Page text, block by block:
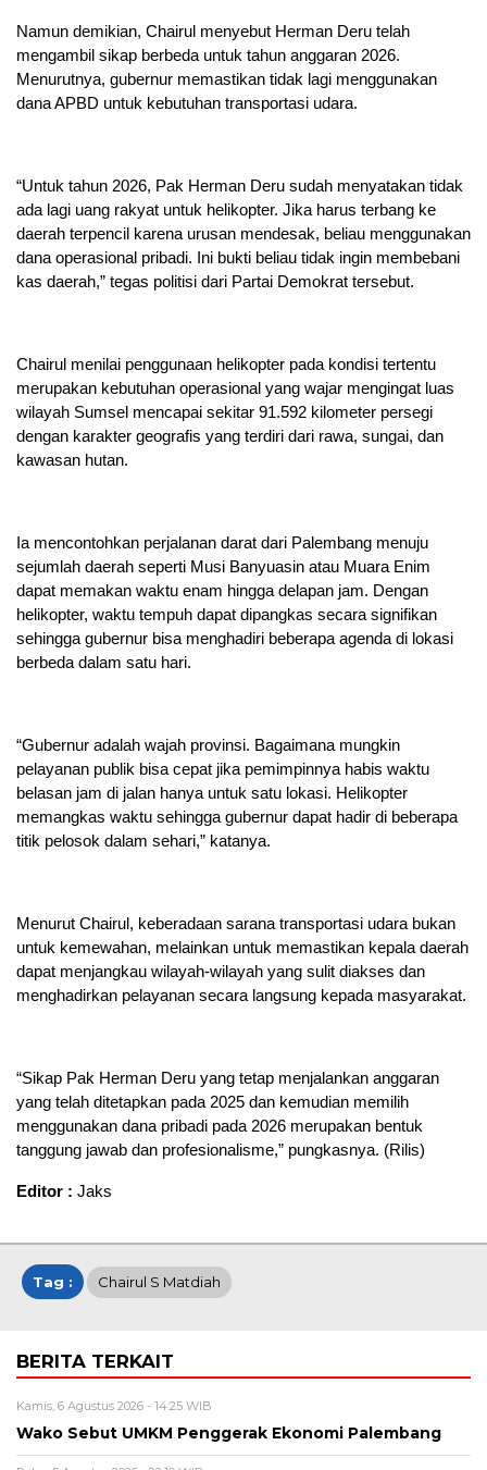
Namun demikian, Chairul menyebut Herman Deru telah
mengambil sikap berbeda untuk tahun anggaran 2026.
Menurutnya, gubernur memastikan tidak lagi menggunakan
dana APBD untuk kebutuhan transportasi udara.
“Untuk tahun 2026, Pak Herman Deru sudah menyatakan tidak
ada lagi uang rakyat untuk helikopter. Jika harus terbang ke
daerah terpencil karena urusan mendesak, beliau menggunakan
dana operasional pribadi. Ini bukti beliau tidak ingin membebani
kas daerah,” tegas politisi dari Partai Demokrat tersebut.
Chairul menilai penggunaan helikopter pada kondisi tertentu
merupakan kebutuhan operasional yang wajar mengingat luas
wilayah Sumsel mencapai sekitar 91.592 kilometer persegi
dengan karakter geografis yang terdiri dari rawa, sungai, dan
kawasan hutan.
Ia mencontohkan perjalanan darat dari Palembang menuju
sejumlah daerah seperti Musi Banyuasin atau Muara Enim
dapat memakan waktu enam hingga delapan jam. Dengan
helikopter, waktu tempuh dapat dipangkas secara signifikan
sehingga gubernur bisa menghadiri beberapa agenda di lokasi
berbeda dalam satu hari.
“Gubernur adalah wajah provinsi. Bagaimana mungkin
pelayanan publik bisa cepat jika pemimpinnya habis waktu
belasan jam di jalan hanya untuk satu lokasi. Helikopter
memangkas waktu sehingga gubernur dapat hadir di beberapa
titik pelosok dalam sehari,” katanya.
Menurut Chairul, keberadaan sarana transportasi udara bukan
untuk kemewahan, melainkan untuk memastikan kepala daerah
dapat menjangkau wilayah-wilayah yang sulit diakses dan
menghadirkan pelayanan secara langsung kepada masyarakat.
“Sikap Pak Herman Deru yang tetap menjalankan anggaran
yang telah ditetapkan pada 2025 dan kemudian memilih
menggunakan dana pribadi pada 2026 merupakan bentuk
tanggung jawab dan profesionalisme,” pungkasnya. (Rilis)
Editor : Jaks
Tag : Chairul S Matdiah
BERITA TERKAIT
Kamis, 6 Agustus 2026 - 14:25 WIB
Wako Sebut UMKM Penggerak Ekonomi Palembang